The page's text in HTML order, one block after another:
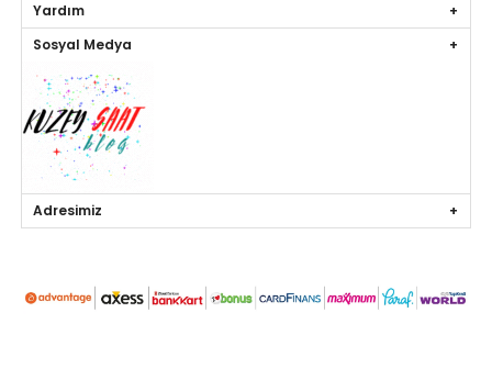
Yardım
Sosyal Medya
Adresimiz